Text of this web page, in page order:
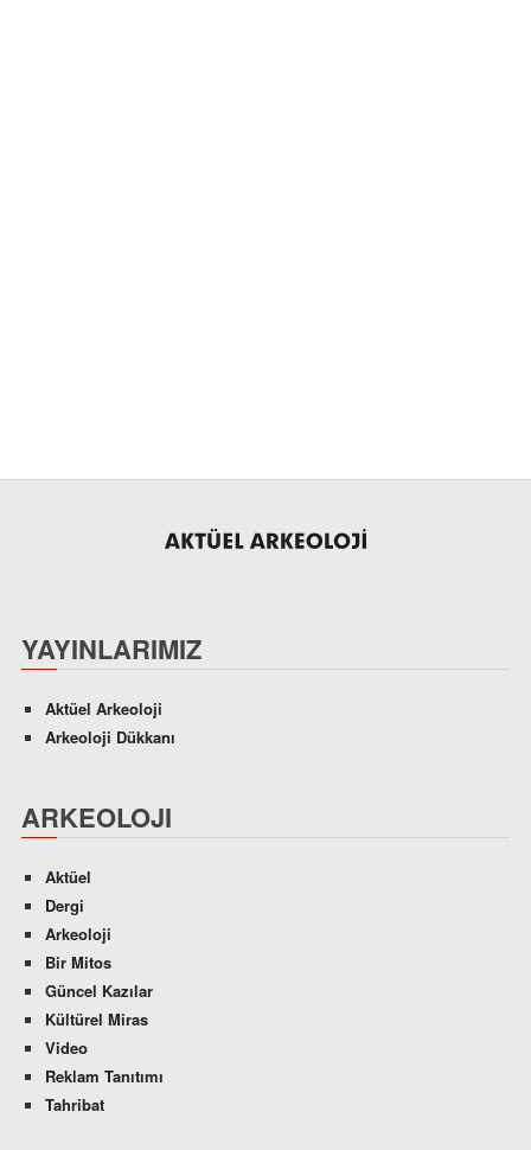
YAYINLARIMIZ
Aktüel Arkeoloji
Arkeoloji Dükkanı
ARKEOLOJI
Aktüel
Dergi
Arkeoloji
Bir Mitos
Güncel Kazılar
Kültürel Miras
Video
Reklam Tanıtımı
Tahribat